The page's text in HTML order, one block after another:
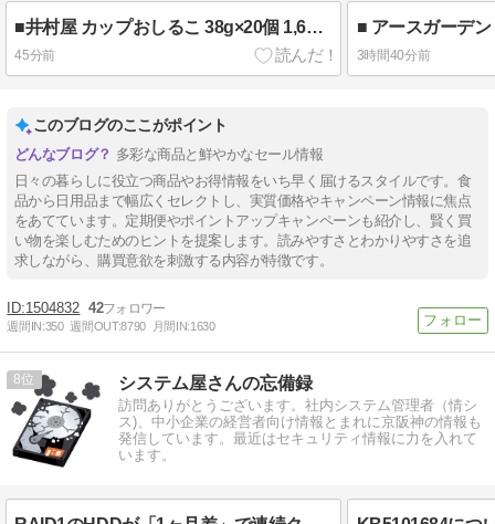
■井村屋 カップおしるこ 38g×20個 1,616円
45分前 3時間40分前
このブログのここがポイント
多彩な商品と鮮やかなセール情報
日々の暮らしに役立つ商品やお得情報をいち早く届けるスタイルです。食
品から日用品まで幅広くセレクトし、実質価格やキャンペーン情報に焦点
をあてています。定期便やポイントアップキャンペーンも紹介し、賢く買
い物を楽しむためのヒントを提案します。読みやすさとわかりやすさを追
求しながら、購買意欲を刺激する内容が特徴です。
1504832 42
週間IN:350 週間OUT:8790 月間IN:1630
8 システム屋さんの忘備録
訪問ありがとうございます。社内システム管理者（情シ
ス)、中小企業の経営者向け情報とまれに京阪神の情報も
発信しています。最近はセキュリティ情報に力を入れて
います。